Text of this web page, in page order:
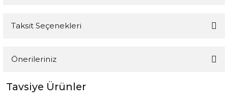
Taksit Seçenekleri
Önerileriniz
Bu ürünün fiyat bilgisi, resim, ürün açıklamalarında ve diğer
konularda yetersiz gördüğünüz noktaları öneri formunu
Tavsiye Ürünler